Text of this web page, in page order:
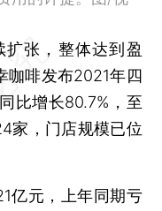
扩张，整体达到盈
咖啡发布2021年四
比增长80.7%，至
家，门店规模已位
元，上年同期亏